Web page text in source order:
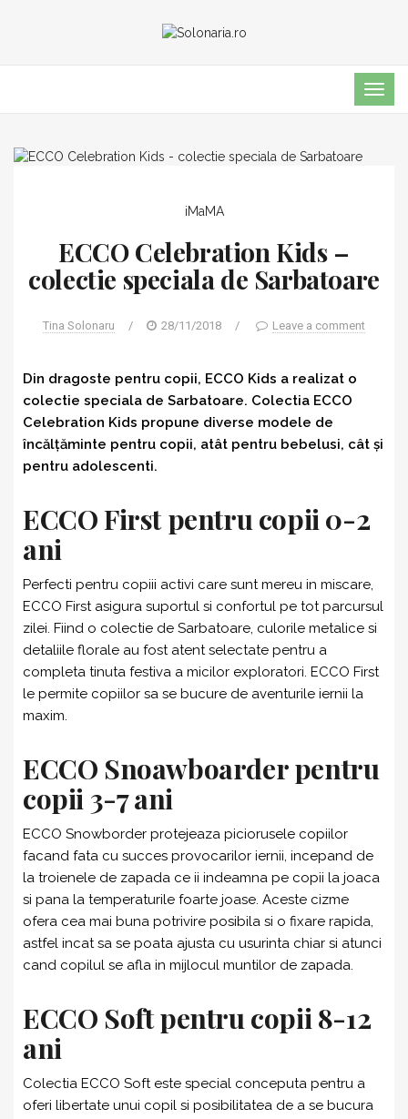
iMaMA
ECCO Celebration Kids –
colectie speciala de Sarbatoare
Tina Solonaru / 28/11/2018 / Leave a comment
Din dragoste pentru copii, ECCO Kids a realizat o
colectie speciala de Sarbatoare. Colectia ECCO
Celebration Kids propune diverse modele de
încălțăminte pentru copii, atât pentru bebelusi, cât și
pentru adolescenti.
ECCO First pentru copii 0-2
ani
Perfecti pentru copiii activi care sunt mereu in miscare,
ECCO First asigura suportul si confortul pe tot parcursul
zilei. Fiind o colectie de Sarbatoare, culorile metalice si
detaliile florale au fost atent selectate pentru a
completa tinuta festiva a micilor exploratori. ECCO First
le permite copiilor sa se bucure de aventurile iernii la
maxim.
ECCO Snoawboarder pentru
copii 3-7 ani
ECCO Snowborder protejeaza piciorusele copiilor
facand fata cu succes provocarilor iernii, incepand de
la troienele de zapada ce ii indeamna pe copii la joaca
si pana la temperaturile foarte joase. Aceste cizme
ofera cea mai buna potrivire posibila si o fixare rapida,
astfel incat sa se poata ajusta cu usurinta chiar si atunci
cand copilul se afla in mijlocul muntilor de zapada.
ECCO Soft pentru copii 8-12
ani
Colectia ECCO Soft este special conceputa pentru a
oferi libertate unui copil si posibilitatea de a se bucura